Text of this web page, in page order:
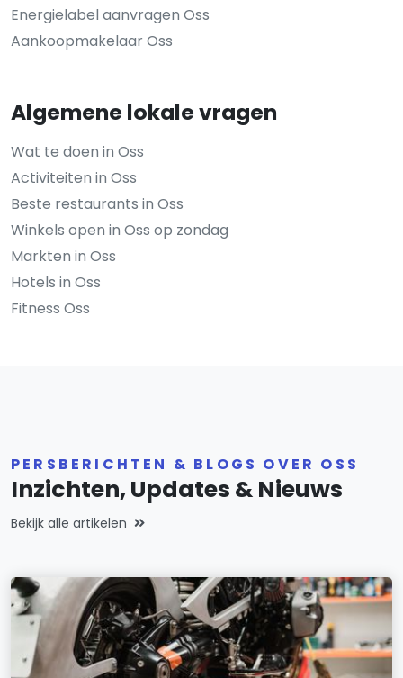
Energielabel aanvragen Oss
Aankoopmakelaar Oss
Algemene lokale vragen
Wat te doen in Oss
Activiteiten in Oss
Beste restaurants in Oss
Winkels open in Oss op zondag
Markten in Oss
Hotels in Oss
Fitness Oss
PERSBERICHTEN & BLOGS OVER OSS
Inzichten, Updates & Nieuws
Bekijk alle artikelen